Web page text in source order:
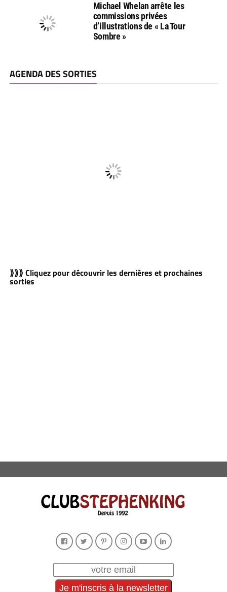
Michael Whelan arrête les
commissions privées
d’illustrations de « La Tour
Sombre »
AGENDA DES SORTIES
⟫⟫⟫ Cliquez pour découvrir les dernières et prochaines
sorties